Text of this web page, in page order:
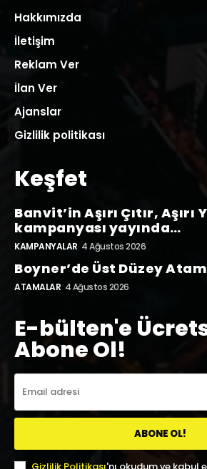
Hakkımızda
İletişim
Reklam Ver
İlan Ver
Ajanslar
Gizlilik politikası
Keşfet
Banvit’in Aşırı Çıtır, Aşırı
kampanyası yayında…
KAMPANYALAR 4 Ağustos 2026
Boyner’de Üst Düzey
ATAMALAR 4 Ağustos 2026
E-bülten'e
Abone Ol!
ABONE OL!